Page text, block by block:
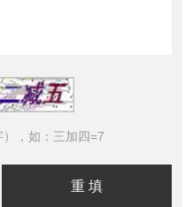
，如：三加四=7